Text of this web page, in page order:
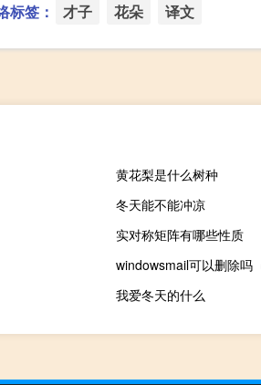
标签： 才子 花朵 译文
黄花梨是什么树种
冬天能不能冲凉
实对称矩阵有哪些性质
windowsmail可以删除吗
我爱冬天的什么